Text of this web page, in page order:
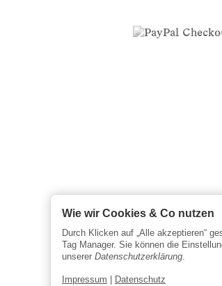
Wie wir Cookies & Co nutzen
Durch Klicken auf „Alle akzeptieren“
Tag Manager. Sie können die
unserer Datenschutzerklärung.
Impressum Datenschutz